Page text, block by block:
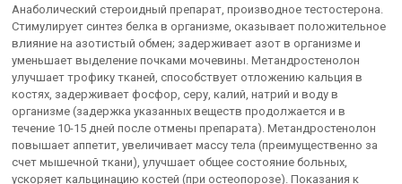
Анаболический стероидный препарат, производное тестостерона.
Стимулирует синтез белка в организме, оказывает положительное
влияние на азотистый обмен; задерживает азот в организме и
уменьшает выделение почками мочевины. Метандростенолон
улучшает трофику тканей, способствует отложению кальция в
костях, задерживает фосфор, серу, калий, натрий и воду в
организме (задержка указанных веществ продолжается и в
течение 10-15 дней после отмены препарата). Метандростенолон
повышает аппетит, увеличивает массу тела (преимущественно за
счет мышечной ткани), улучшает общее состояние больных,
ускоряет кальцинацию костей (при остеопорозе). Показания к